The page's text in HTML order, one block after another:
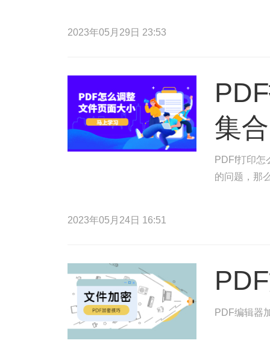
2023年05月29日 23:53
集
PDFf打印
的问题，那
2023年05月24日 16:51
PDF编辑器